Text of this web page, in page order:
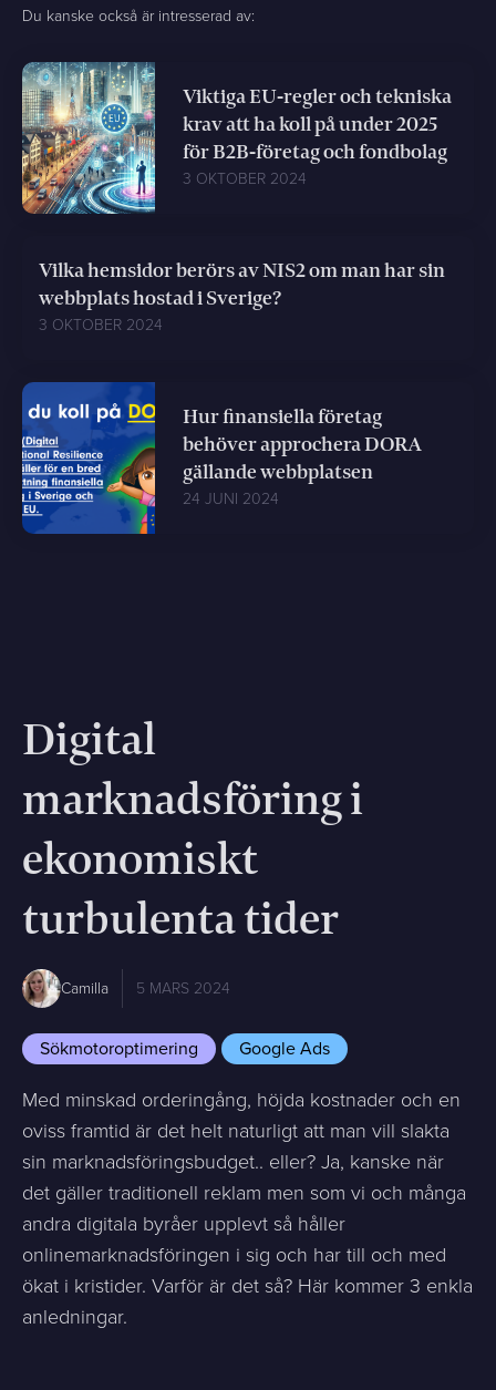
Du kanske också är intresserad av:
Viktiga EU-regler och tekniska
krav att ha koll på under 2025
för B2B-företag och fondbolag
3 OKTOBER 2024
Vilka hemsidor berörs av NIS2 om man har sin
webbplats hostad i Sverige?
3 OKTOBER 2024
Hur finansiella företag
behöver approchera DORA
gällande webbplatsen
24 JUNI 2024
Digital
marknadsföring i
ekonomiskt
turbulenta tider
Camilla 5 MARS 2024
Sökmotoroptimering Google Ads
Med minskad orderingång, höjda kostnader och en
oviss framtid är det helt naturligt att man vill slakta
sin marknadsföringsbudget.. eller? Ja, kanske när
det gäller traditionell reklam men som vi och många
andra digitala byråer upplevt så håller
onlinemarknadsföringen i sig och har till och med
ökat i kristider. Varför är det så? Här kommer 3 enkla
anledningar.